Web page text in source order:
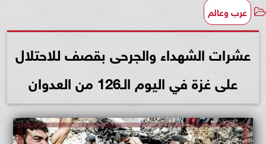
عرب وعالم
عشرات الشهداء والجرحى بقصف للاحتلال
على غزة في اليوم الـ126 من العدوان